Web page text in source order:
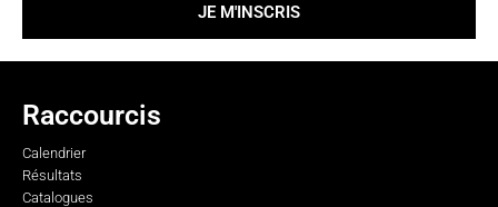
JE M'INSCRIS
Raccourcis
Calendrier
Résultats
Catalogues